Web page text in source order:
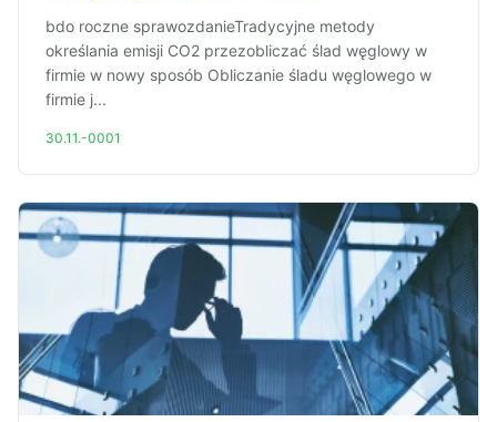
bdo roczne sprawozdanieTradycyjne metody
określania emisji CO2 przezobliczać ślad węglowy w
firmie w nowy sposób Obliczanie śladu węglowego w
firmie j...
30.11.-0001